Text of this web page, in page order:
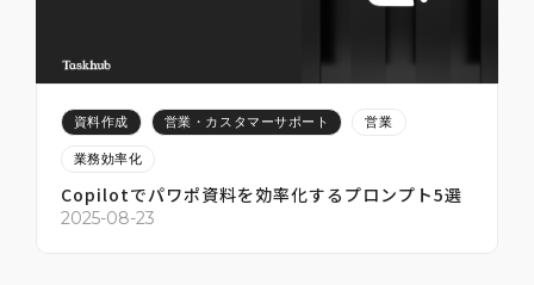
資料作成 営業・カスタマーサポート 営業
業務効率化
Copilotでパワポ資料を効率化するプロンプト5選
2025-08-23